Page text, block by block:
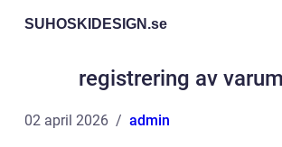
SUHOSKIDESIGN.se
registrering av
02 april 2026 admin